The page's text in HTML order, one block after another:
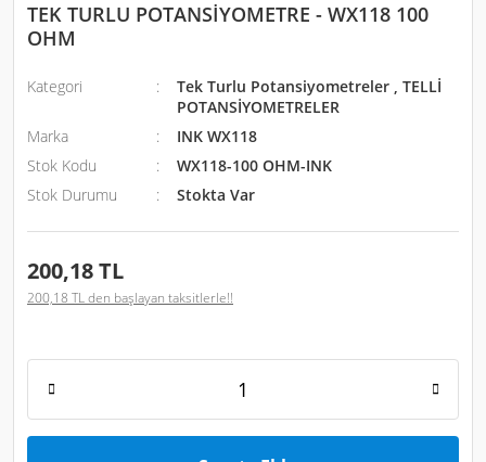
TEK TURLU POTANSİYOMETRE - WX118 100
OHM
Kategori Tek Turlu Potansiyometreler ,TELLİ
POTANSİYOMETRELER
Marka
INK WX118
Stok Kodu
WX118-100 OHM-INK
Stok Durumu
Stokta Var
200,18 TL
200,18 TL den başlayan taksitlerle!!